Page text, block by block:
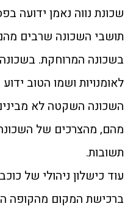
שכונת נווה נאמן ידועה
תושבי השכונה שרבים
בשכונה המרוחקת.
לאומנויות ושמו הטוב
השכונה השקטה לא
מהם, מהצרכים של
תשובות.
עוד כישלון ניהולי של
ברכישת המקום מהקופה